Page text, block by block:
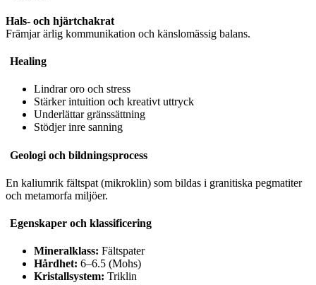
Hals- och hjärtchakrat
Främjar ärlig kommunikation och känslomässig balans.
Healing
Lindrar oro och stress
Stärker intuition och kreativt uttryck
Underlättar gränssättning
Stödjer inre sanning
Geologi och bildningsprocess
En kaliumrik fältspat (mikroklin) som bildas i granitiska pegmatiter
och metamorfa miljöer.
Egenskaper och klassificering
Mineralklass: Fältspater
Hårdhet: 6–6.5 (Mohs)
Kristallsystem: Triklin